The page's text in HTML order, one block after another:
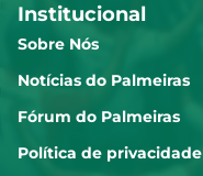
Institucional
Sobre Nós
Notícias do Palmeiras
Fórum do Palmeiras
Política de privacidade